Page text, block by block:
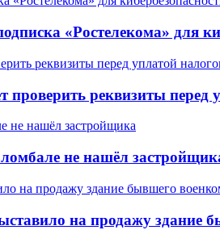
«Ростелекома» для
реквизиты перед
не нашёл
на продажу здание